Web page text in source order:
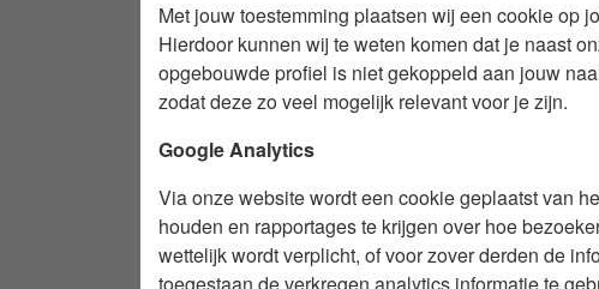
Met jouw toestemming plaatsen wij een cookie op
Hierdoor kunnen wij te weten komen dat je naast
opgebouwde profiel is niet gekoppeld aan jouw
zodat deze zo veel mogelijk relevant voor je zijn.
Google Analytics
Via onze website wordt een cookie geplaatst van
houden en rapportages te krijgen over hoe
wettelijk wordt verplicht, of voor zover derden de